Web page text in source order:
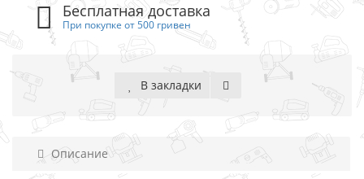
Бесплатная доставка
При покупке от 500 гривен
В закладки
Описание